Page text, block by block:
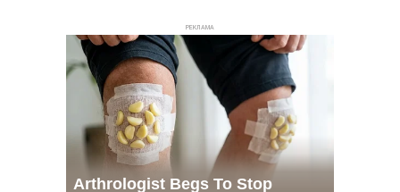
РЕКЛАМА